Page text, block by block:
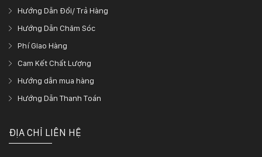
Hướng Dẫn Đổi/ Trả Hàng
Hướng Dẫn Chăm Sóc
Phí Giao Hàng
Cam Kết Chất Lượng
Hướng dẫn mua hàng
Hướng Dẫn Thanh Toán
ĐỊA CHỈ LIÊN HỆ